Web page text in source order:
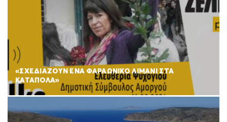
«ΣΧΕΔΙΑΖΟΥΝ ΕΝΑ ΦΑΡΑΩΝΙΚΟ ΛΙΜΑΝΙ ΣΤΑ
ΚΑΤΑΠΟΛΑ»